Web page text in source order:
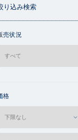
り込み検索
売状況
格